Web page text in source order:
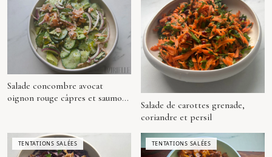
Salade concombre avocat
oignon rouge câpres et saumon
Salade de carottes grenade,
coriandre et persil
TENTATIONS SALÉES TENTATIONS SALÉES